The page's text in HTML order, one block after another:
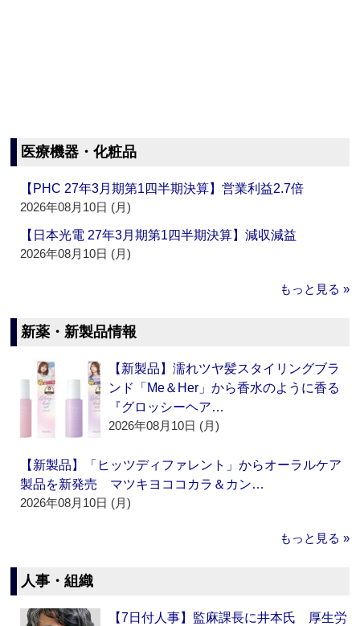
医療機器・化粧品
【PHC 27年3月期第1四半期決算】営業利益2.7倍
2026年08月10日 (月)
【日本光電 27年3月期第1四半期決算】減収減益
2026年08月10日 (月)
もっと見る »
新薬・新製品情報
【新製品】濡れツヤ髪スタイリングブラ
ンド「Me＆Her」から香水のように香る
『グロッシーヘア…
2026年08月10日 (月)
【新製品】「ヒッツディファレント」からオーラルケア
製品を新発売 マツキヨココカラ＆カン…
2026年08月10日 (月)
もっと見る »
人事・組織
【7日付人事】監麻課長に井本氏 厚生労